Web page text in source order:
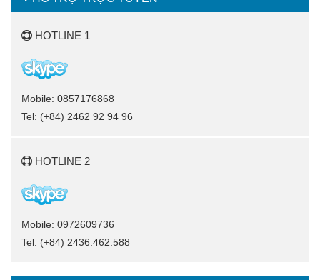
HOTLINE 1
Mobile: 0857176868
Tel: (+84) 2462 92 94 96
HOTLINE 2
Mobile: 0972609736
Tel: (+84) 2436.462.588